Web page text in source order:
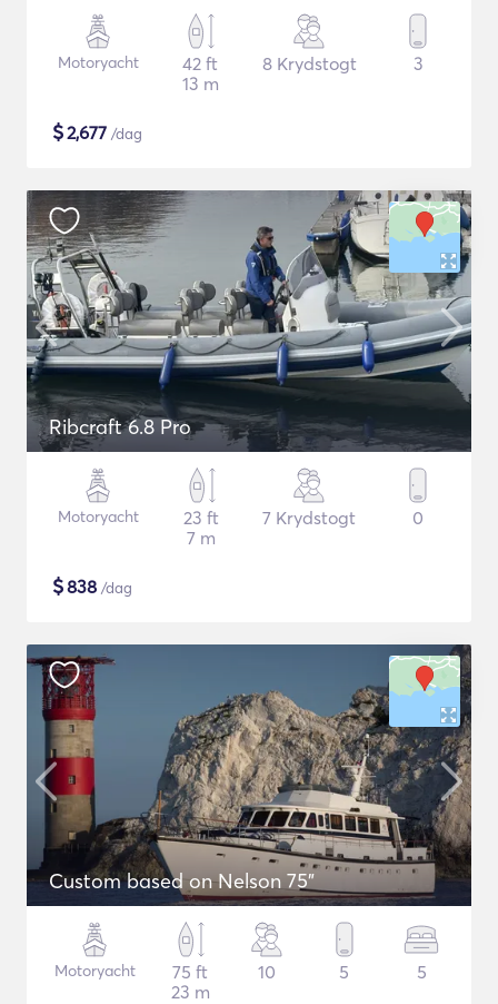
Motoryacht
42 ft
13 m
8 Krydstogt 3
$2,677 /dag
Ribcraft 6.8 Pro
Motoryacht
23 ft
7 m
7 Krydstogt 0
$838 /dag
Custom based on Nelson 75"
Motoryacht
75 ft
23 m
10 5 5